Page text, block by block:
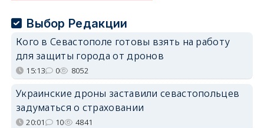
Выбор Редакции
Кого в Севастополе готовы взять на работу
для защиты города от дронов
15:13 0 8052
Украинские дроны заставили севастопольцев
задуматься о страховании
20:01 10 4841